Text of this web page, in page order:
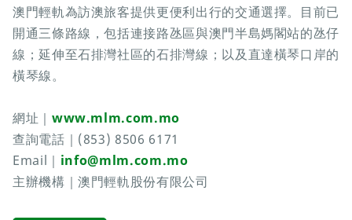
澳門輕軌為訪澳旅客提供更便利出行的交通選擇。目前已
開通三條路線，包括連接路氹區與澳門半島媽閣站的氹仔
線；延伸至石排灣社區的石排灣線；以及直達橫琴口岸的
橫琴線。
網址｜ www.mlm.com.mo
查詢電話｜(853) 8506 6171
Email｜ info@mlm.com.mo
主辦機構｜澳門輕軌股份有限公司